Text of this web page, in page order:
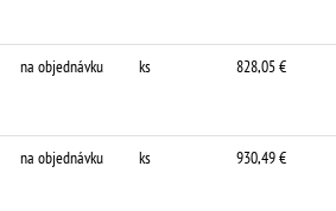
na objednávku ks 828,05 €
na objednávku ks 930,49 €